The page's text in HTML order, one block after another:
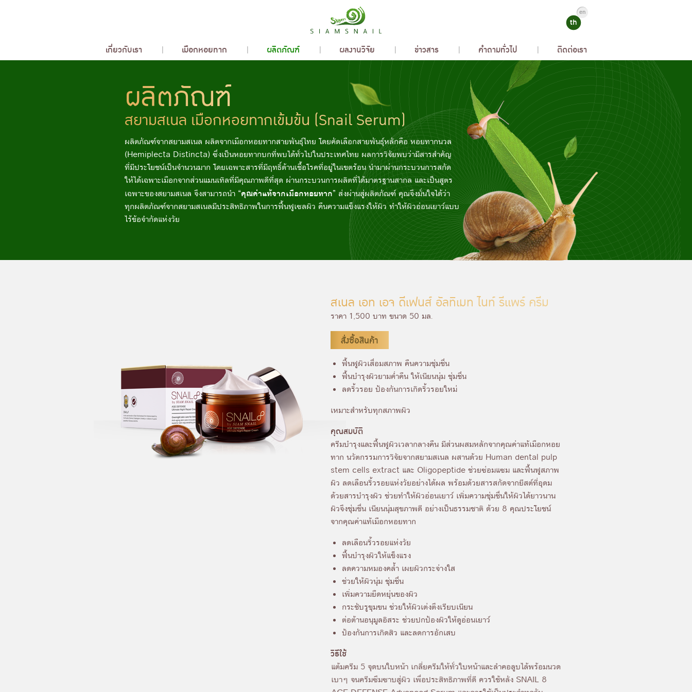
th
en
เกี่ยวกับเรา เมือกหอยทาก ผลิตภัณฑ์ ผลงานวิจัย ข่าวสาร คำถามทั่วไป ติดต่อเรา
ผลิตภัณฑ์
สยามสเนล เมือกหอยทากเข้มข้น (Snail Serum)
ผลิตภัณฑ์จากสยามสเนล ผลิตจากเมือกหอยทากสายพันธุ์ไทย โดยคัดเลือกสายพันธุ์หลักคือ หอยทากนวล
(Hemiplecta Distincta) ซึ่งเป็นหอยทากบกที่พบได้ทั่วไปในประเทศไทย ผลการวิจัยพบว่ามีสารสำคัญ
ที่มีประโยชน์เป็นจำนวนมาก โดยเฉพาะสารที่มีฤทธิ์ต้านเชื้อโรคที่อยู่ในเขตร้อน นำมาผ่านกระบวนการสกัด
ให้ได้เฉพาะเมือกจากส่วนแมนเทิลที่มีคุณภาพดีที่สุด ผ่านกระบวนการผลิตที่ได้มาตรฐานสากล และเป็นสูตร
เฉพาะของสยามสเนล จึงสามารถนำ “คุณค่าแท้จากเมือกหอยทาก” ส่งผ่านสู่ผลิตภัณฑ์ คุณจึงมั่นใจได้ว่า
ทุกผลิตภัณฑ์จากสยามสเนลมีประสิทธิภาพในการฟื้นฟูเซลผิว คืนความแข็งแรงให้ผิว ทำให้ผิวอ่อนเยาว์แบบ
ไร้ข้อจำกัดแห่งวัย
สเนล เอท เอจ ดีเฟนส์ อัลทิเมท ไนท์ รีแพร์ ครีม
ราคา 1,500 บาท ขนาด 50 มล.
สั่งซื้อสินค้า
ฟื้นฟูผิวเสื่อมสภาพ คืนความชุ่มชื่น
ฟื้นบำรุงผิวยามค่ำคืน ให้เนียนนุ่ม ชุ่มชื่น
ลดริ้วรอย ป้องกันการเกิดริ้วรอยใหม่
เหมาะสำหรับทุกสภาพผิว
คุณสมบัติ
ครีมบำรุงและฟื้นฟูผิวเวลากลางคืน มีส่วนผสมหลักจากคุณค่าแท้เมือกหอย
ทาก นวัตกรรมการวิจัยจากสยามสเนล ผสานด้วย Human dental pulp
stem cells extract และ Oligopeptide ช่วยซ่อมแซม และฟื้นฟูสภาพ
ผิว ลดเลือนริ้วรอยแห่งวัยอย่างได้ผล พร้อมด้วยสารสกัดจากยีสต์ที่อุดม
ด้วยสารบำรุงผิว ช่วยทำให้ผิวอ่อนเยาว์ เพิ่มความชุ่มชื่นให้ผิวได้ยาวนาน
ผิวจึงชุ่มชื่น เนียนนุ่มสุขภาพดี อย่างเป็นธรรมชาติ ด้วย 8 คุณประโยชน์
จากคุณค่าแท้เมือกหอยทาก
ลดเลือนริ้วรอยแห่งวัย
ฟื้นบำรุงผิวให้แข็งแรง
ลดความหมองคล้ำ เผยผิวกระจ่างใส
ช่วยให้ผิวนุ่ม ชุ่มชื่น
เพิ่มความยืดหยุ่นของผิว
กระชับรูขุมขน ช่วยให้ผิวเต่งตึงเรียบเนียน
ต่อต้านอนุมูลอิสระ ช่วยปกป้องผิวให้ดูอ่อนเยาว์
ป้องกันการเกิดสิว และลดการอักเสบ
วิธีใช้
แต้มครีม 5 จุดบนใบหน้า เกลี่ยครีมให้ทั่วใบหน้าและลำคอลูบไล้พร้อมนวด
เบาๆ จนครีมซึมซาบสู่ผิว เพื่อประสิทธิภาพที่ดี ควรใช้หลัง SNAIL 8